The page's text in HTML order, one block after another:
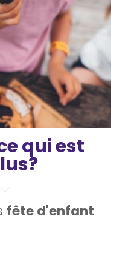
qui est
fête d'enfant